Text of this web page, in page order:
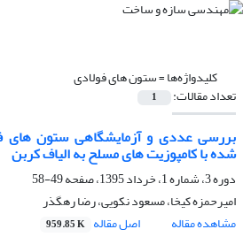
کلیدواژه‌ها =ستون های فولادی
تعداد مقالات: 1
بررسی عددی و آزمایشگاهی ستون های
شده با کامپوزیت های مسلح به الیاف کربن
دوره 3، شماره 1، خرداد 1395، صفحه
49-58
امیرحمزه کیخا، مسعود نکویی، رضا رهگذر
مشاهده مقاله
اصل مقاله 959.85 K